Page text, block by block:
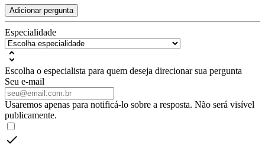
Adicionar pergunta
Especialidade
Escolha o especialista para quem deseja direcionar sua pergunta
Seu e-mail
Usaremos apenas para notificá-lo sobre a resposta. Não será visível
publicamente.